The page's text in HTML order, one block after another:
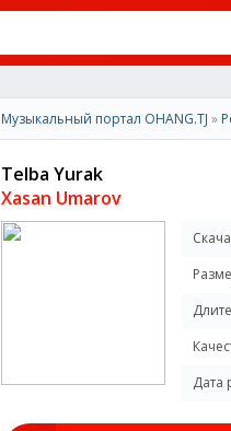
Музыкальный портал OHANG.TJ »
Telba Yurak
Xasan Umarov
Дата